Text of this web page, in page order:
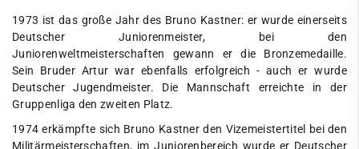
1973 ist das große Jahr des Bruno Kastner: er wurde einerseits
Deutscher Juniorenmeister, bei den
Juniorenweltmeisterschaften gewann er die Bronzemedaille.
Sein Bruder Artur war ebenfalls erfolgreich - auch er wurde
Deutscher Jugendmeister. Die Mannschaft erreichte in der
Gruppenliga den zweiten Platz.
1974 erkämpfte sich Bruno Kastner den Vizemeistertitel bei den
Militärmeisterschaften, im Juniorenbereich wurde er Deutscher
Teams
1. Bundesliga
Oberliga
Jugend
Abteilung